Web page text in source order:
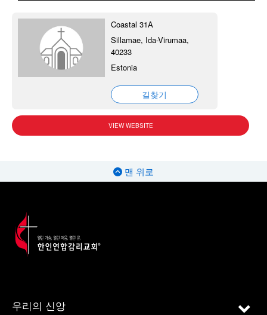
Coastal 31A
Sillamae, Ida-Virumaa,
40233
Estonia
길찾기
VIEW WEBSITE
맨 위로
우리의 신앙